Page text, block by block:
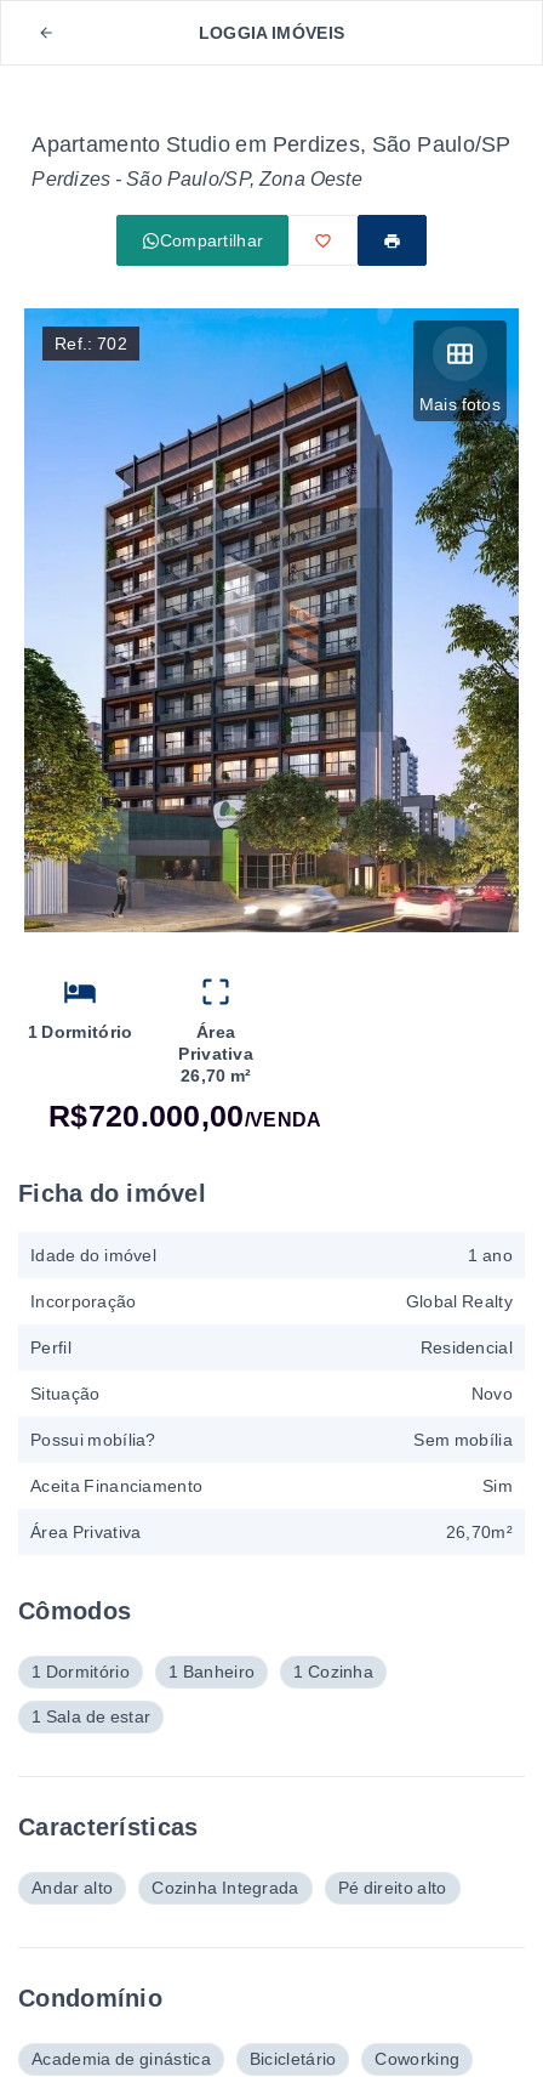
LOGGIA IMÓVEIS
Apartamento Studio em Perdizes, São Paulo/SP
Perdizes - São Paulo/SP, Zona Oeste
Compartilhar
Mais fotos
Ref.:702
1 Dormitório
Área
Privativa
26,70 m²
R$720.000,00/VENDA
Cômodos
1 Dormitório 1 Banheiro 1 Cozinha
1 Sala de estar
Características
Andar alto Cozinha Integrada Pé direito alto
Condomínio
Academia de ginástica Bicicletário Coworking
Ficha do imóvel
Idade do imóvel 1 ano
Incorporação Global Realty
Perfil Residencial
Situação Novo
Possui mobília? Sem mobília
Aceita Financiamento Sim
Área Privativa 26,70m²